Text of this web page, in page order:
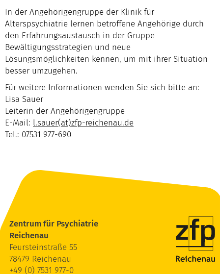
In der Angehörigengruppe der Klinik für
Alterspsychiatrie lernen betroffene Angehörige durch
den Erfahrungsaustausch in der Gruppe
Bewältigungsstrategien und neue
Lösungsmöglichkeiten kennen, um mit ihrer Situation
besser umzugehen.
Für weitere Informationen wenden Sie sich bitte an:
Lisa Sauer
Leiterin der Angehörigengruppe
E-Mail: l.sauer(at)zfp-reichenau.de
Tel.: 07531 977-690
Zentrum für Psychiatrie
Reichenau
Feursteinstraße 55
78479 Reichenau
+49 (0) 7531 977-0